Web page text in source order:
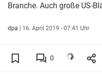
Branche. Auch große US-
dpa | 16. April 2019 - 07:41 Uhr
0